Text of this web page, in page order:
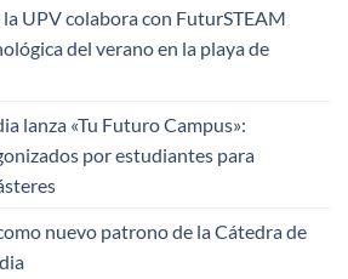
UPV colabora con FuturSTEAM
del verano en la playa de
lanza «Tu Futuro Campus»:
por estudiantes para
nuevo patrono de la Cátedra de